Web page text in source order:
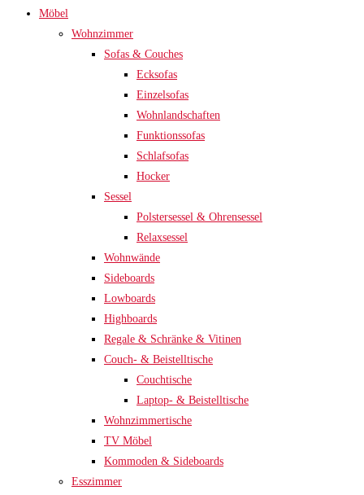
Möbel
Wohnzimmer
Sofas & Couches
Ecksofas
Einzelsofas
Wohnlandschaften
Funktionssofas
Schlafsofas
Hocker
Sessel
Polstersessel & Ohrensessel
Relaxsessel
Wohnwände
Sideboards
Lowboards
Highboards
Regale & Schränke & Vitinen
Couch- & Beistelltische
Couchtische
Laptop- & Beistelltische
Wohnzimmertische
TV Möbel
Kommoden & Sideboards
Esszimmer